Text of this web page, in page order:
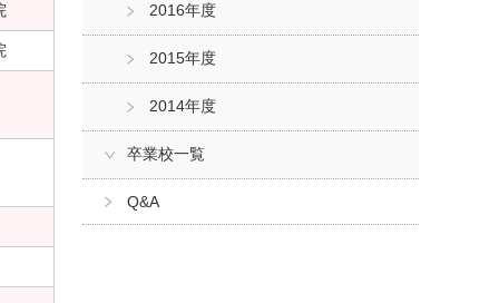
2016年度
2015年度
2014年度
卒業校一覧
Q&A